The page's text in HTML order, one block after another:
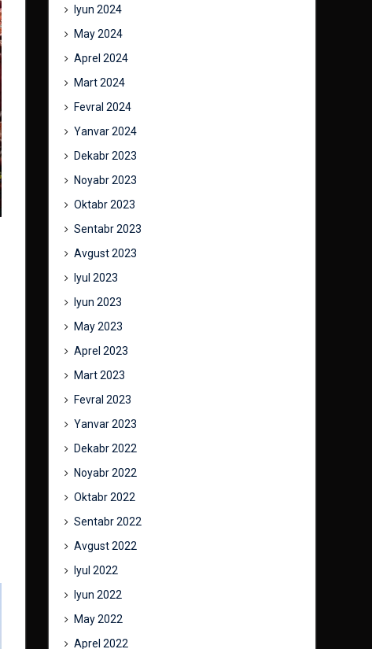
Iyun 2024
May 2024
Aprel 2024
Mart 2024
Fevral 2024
Yanvar 2024
Dekabr 2023
Noyabr 2023
Oktabr 2023
Sentabr 2023
Avgust 2023
Iyul 2023
Iyun 2023
May 2023
Aprel 2023
Mart 2023
Fevral 2023
Yanvar 2023
Dekabr 2022
Noyabr 2022
Oktabr 2022
Sentabr 2022
Avgust 2022
Iyul 2022
Iyun 2022
May 2022
Aprel 2022